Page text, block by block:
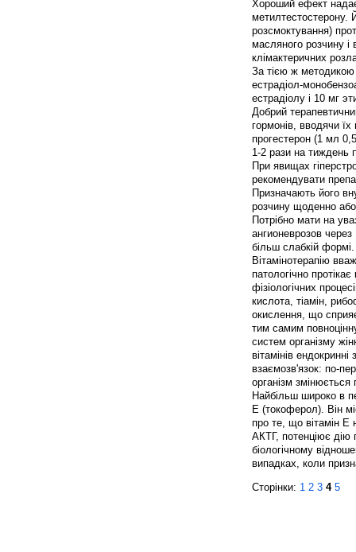
Хороший ефект надає
метилтестостерону.
розсмоктування)
масляного розчину і
клімактеричних
За тією ж методикою
естрадіол-
естрадіолу і 10 мг
Добрий
гормонів, вводячи
прогестерон (1 мл
1-2 рази на тиждень
При явищах
рекомендувати
Призначають його
розчину щоденно
Потрібно мати на
ангионеврозов
більш слабкій
Вітамінотерапію
патологічно
фізіологічних
кислота, тіамін,
окислення, що
тим самим
систем організму
вітамінів
взаємозв'язок: по-
організм змінюється
Найбільш широко в
Е (токоферол). Він
про те, що вітамін Е
АКТГ, потенціює дію
біологічному
випадках, коли
Сторінки: 1 2 3 4 5